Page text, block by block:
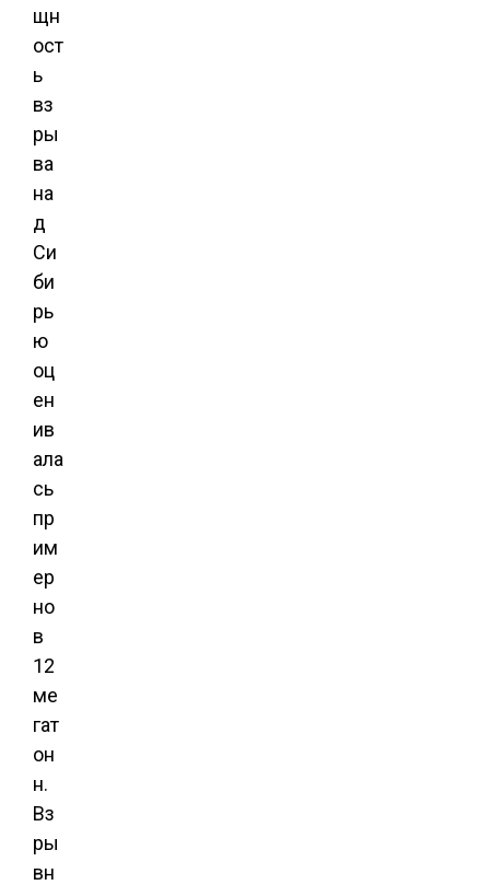
щн
ост
ь
вз
ры
ва
на
д
Си
би
рь
ю
оц
ен
ив
ала
сь
пр
им
ер
но
в
12
ме
гат
он
н.
Вз
ры
вн